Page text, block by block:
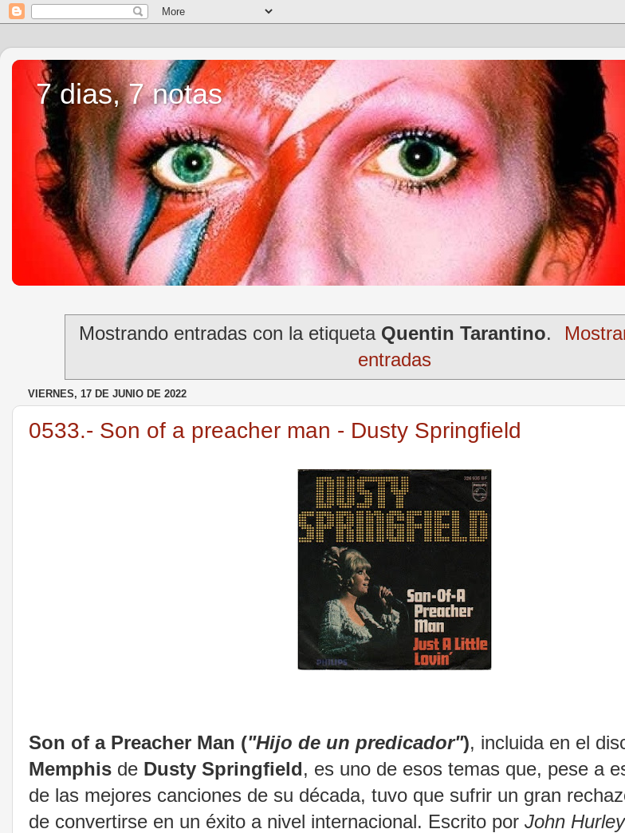
7 dias, 7 notas
Mostrando entradas con la etiqueta Quentin Tarantino.
entradas
VIERNES, 17 DE JUNIO DE 2022
0533.- Son of a preacher man - Dusty Springfield
Son of a Preacher Man ("Hijo de un predicador"), incluida en el
Memphis de Dusty Springfield, es uno de esos temas que, pese a
de las mejores canciones de su década, tuvo que sufrir un gran
de convertirse en un éxito a nivel internacional. Escrito por John Hurley